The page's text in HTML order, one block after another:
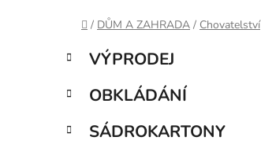
Domů
/ DŮM A ZAHRADA / Chovatelství
P
s
r
Přeskočit
kategorie
K
a
e
o
VÝPRODEJ
OBKLÁDÁNÍ
SÁDROKARTONY